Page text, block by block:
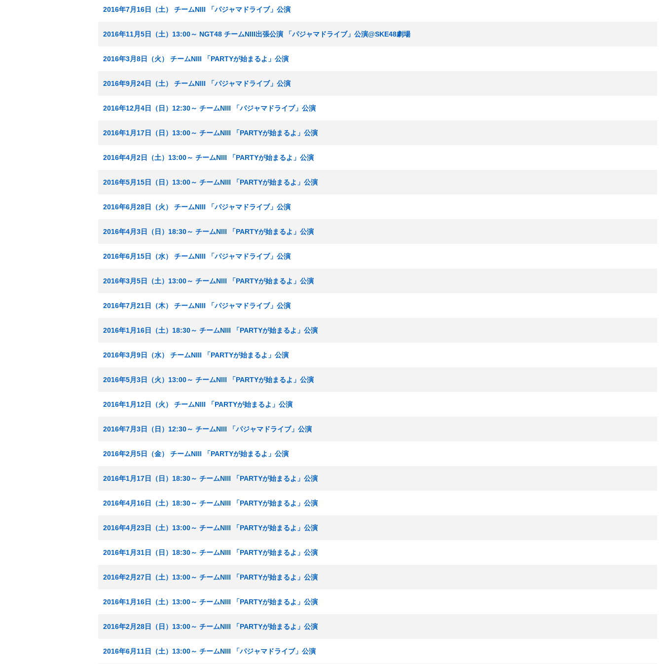
2016年7月16日（土） チームNIII 「パジャマドライブ」公演
2016年11月5日（土）13:00～ NGT48 チームNIII出張公演 「パジャマドライブ」公演@SKE48劇場
2016年3月8日（火） チームNIII 「PARTYが始まるよ」公演
2016年9月24日（土） チームNIII 「パジャマドライブ」公演
2016年12月4日（日）12:30～ チームNIII 「パジャマドライブ」公演
2016年1月17日（日）13:00～ チームNIII 「PARTYが始まるよ」公演
2016年4月2日（土）13:00～ チームNIII 「PARTYが始まるよ」公演
2016年5月15日（日）13:00～ チームNIII 「PARTYが始まるよ」公演
2016年6月28日（火） チームNIII 「パジャマドライブ」公演
2016年4月3日（日）18:30～ チームNIII 「PARTYが始まるよ」公演
2016年6月15日（水） チームNIII 「パジャマドライブ」公演
2016年3月5日（土）13:00～ チームNIII 「PARTYが始まるよ」公演
2016年7月21日（木） チームNIII 「パジャマドライブ」公演
2016年1月16日（土）18:30～ チームNIII 「PARTYが始まるよ」公演
2016年3月9日（水） チームNIII 「PARTYが始まるよ」公演
2016年5月3日（火）13:00～ チームNIII 「PARTYが始まるよ」公演
2016年1月12日（火） チームNIII 「PARTYが始まるよ」公演
2016年7月3日（日）12:30～ チームNIII 「パジャマドライブ」公演
2016年2月5日（金） チームNIII 「PARTYが始まるよ」公演
2016年1月17日（日）18:30～ チームNIII 「PARTYが始まるよ」公演
2016年4月16日（土）18:30～ チームNIII 「PARTYが始まるよ」公演
2016年4月23日（土）13:00～ チームNIII 「PARTYが始まるよ」公演
2016年1月31日（日）18:30～ チームNIII 「PARTYが始まるよ」公演
2016年2月27日（土）13:00～ チームNIII 「PARTYが始まるよ」公演
2016年1月16日（土）13:00～ チームNIII 「PARTYが始まるよ」公演
2016年2月28日（日）13:00～ チームNIII 「PARTYが始まるよ」公演
2016年6月11日（土）13:00～ チームNIII 「パジャマドライブ」公演